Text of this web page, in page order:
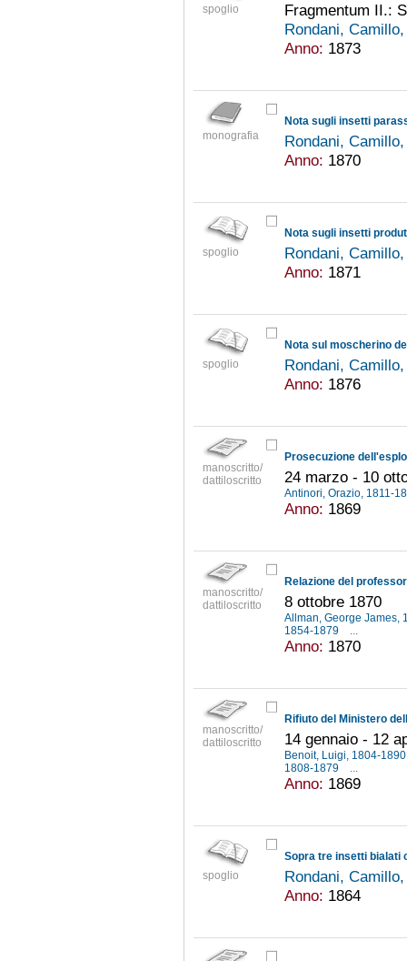
spoglio
Fragmentum II.:
Rondani,
Anno: 1873
monografia
Nota sugli insetti
Rondani,
Anno: 1870
spoglio
Nota sugli insetti
Rondani,
Anno: 1871
spoglio
Nota sul moscherino
Rondani,
Anno: 1876
manoscritto/
dattiloscritto
24 marzo - 10
Antinori, Orazio, 1811-
Anno: 1869
manoscritto/
dattiloscritto
Relazione del
8 ottobre 1870
Allman, George James,
1854-1879
...
Anno: 1870
manoscritto/
dattiloscritto
14 gennaio - 12
Benoit, Luigi, 1804-
1808-1879
...
Anno: 1869
spoglio
Sopra tre insetti bialati
Rondani,
Anno: 1864